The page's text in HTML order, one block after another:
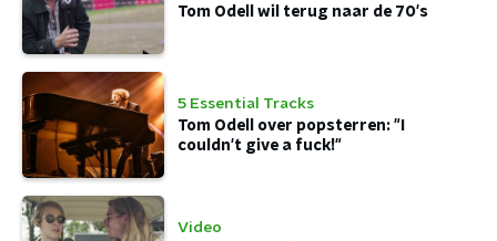
Tom Odell wil terug naar de 70's
5 Essential Tracks
Tom Odell over popsterren: "I
couldn't give a fuck!"
Video